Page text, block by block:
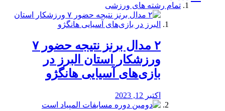
تمام رشته های ورزشی
۲ مدال برنز نتیجه حضور ۷
ورزشکار استان البرز در
بازی‌های آسیایی هانگژو
اکتبر 12, 2023